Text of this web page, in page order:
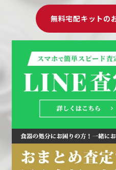
無料宅配キットの